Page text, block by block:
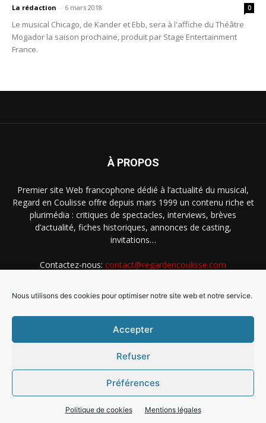
Nous utilisons des cookies pour optimiser notre site web et notre service.
Accepter
Refuser
Préférences
Politique de cookies Mentions légales
La rédaction - 6 mars 2018 0
Le musical Chicago, de Kander et Ebb, sera à l'affiche du Théâtre
Mogador la saison prochaine, produit par Stage Entertainment
France.
À PROPOS
Premier site Web francophone dédié à l’actualité du musical,
Regard en Coulisse offre depuis mars 1999 un contenu riche et
plurimédia : critiques de spectacles, interviews, brèves
d’actualité, fiches historiques, annonces de casting,
invitations…
Contactez-nous: contact@regardencoulisse.com
Intégration Ghislain Fayard
Mentions légales